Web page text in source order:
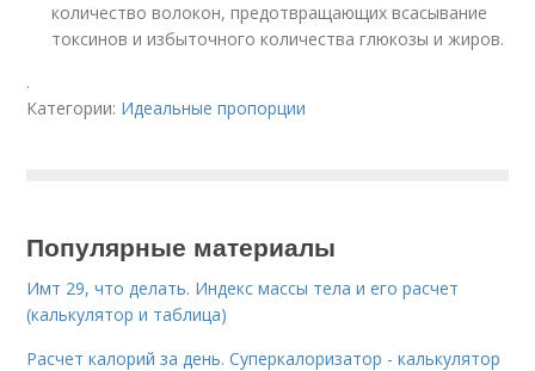
количество волокон, предотвращающих всасывание
токсинов и избыточного количества глюкозы и жиров.
.
Категории: Идеальные пропорции
Популярные материалы
Имт 29, что делать. Индекс массы тела и его расчет
(калькулятор и таблица)
Расчет калорий за день. Суперкалоризатор - калькулятор